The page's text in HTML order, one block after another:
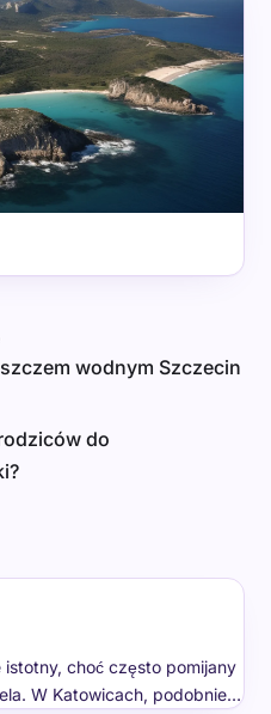
wodnym Szczecin
do
choć często pomijany
W Katowicach, podobnie…